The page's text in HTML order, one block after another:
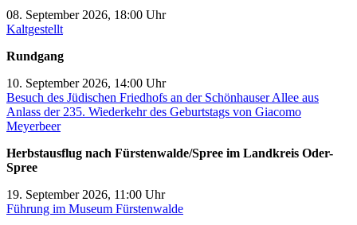
08. September 2026, 18:00 Uhr
Kaltgestellt
Rundgang
10. September 2026, 14:00 Uhr
Besuch des Jüdischen Friedhofs an der Schönhauser Allee aus
Anlass der 235. Wiederkehr des Geburtstags von Giacomo
Meyerbeer
Herbstausflug nach Fürstenwalde/Spree im Landkreis Oder-
Spree
19. September 2026, 11:00 Uhr
Führung im Museum Fürstenwalde